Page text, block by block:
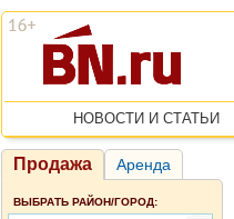
НОВОСТИ И СТАТЬИ
Продажа Аренда
ВЫБРАТЬ РАЙОН/ГОРОД: